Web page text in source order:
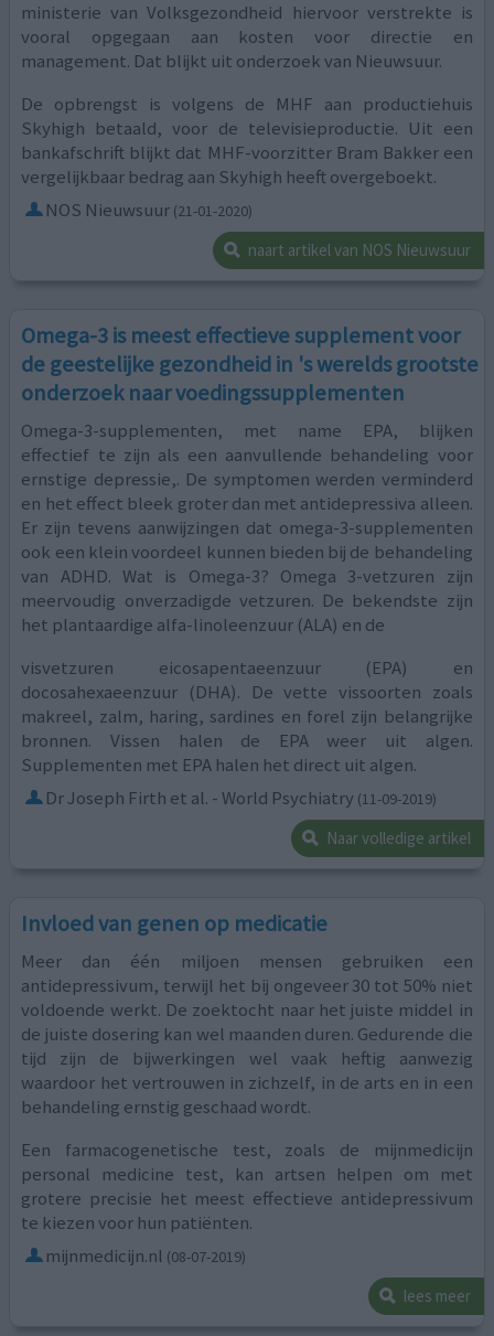
ministerie van Volksgezondheid hiervoor verstrekte is
vooral opgegaan aan kosten voor directie en
management. Dat blijkt uit onderzoek van Nieuwsuur.
De opbrengst is volgens de MHF aan productiehuis
Skyhigh betaald, voor de televisieproductie. Uit een
bankafschrift blijkt dat MHF-voorzitter Bram Bakker een
vergelijkbaar bedrag aan Skyhigh heeft overgeboekt.
NOS Nieuwsuur (21-01-2020)
naart artikel van NOS Nieuwsuur
Omega-3 is meest effectieve supplement voor
de geestelijke gezondheid in 's werelds grootste
onderzoek naar voedingssupplementen
Omega-3-supplementen, met name EPA, blijken
effectief te zijn als een aanvullende behandeling voor
ernstige depressie,. De symptomen werden verminderd
en het effect bleek groter dan met antidepressiva alleen.
Er zijn tevens aanwijzingen dat omega-3-supplementen
ook een klein voordeel kunnen bieden bij de behandeling
van ADHD. Wat is Omega-3? Omega 3-vetzuren zijn
meervoudig onverzadigde vetzuren. De bekendste zijn
het plantaardige alfa-linoleenzuur (ALA) en de
visvetzuren eicosapentaeenzuur (EPA) en
docosahexaeenzuur (DHA). De vette vissoorten zoals
makreel, zalm, haring, sardines en forel zijn belangrijke
bronnen. Vissen halen de EPA weer uit algen.
Supplementen met EPA halen het direct uit algen.
Dr Joseph Firth et al. - World Psychiatry (11-09-2019)
Naar volledige artikel
Invloed van genen op medicatie
Meer dan één miljoen mensen gebruiken een
antidepressivum, terwijl het bij ongeveer 30 tot 50% niet
voldoende werkt. De zoektocht naar het juiste middel in
de juiste dosering kan wel maanden duren. Gedurende die
tijd zijn de bijwerkingen wel vaak heftig aanwezig
waardoor het vertrouwen in zichzelf, in de arts en in een
behandeling ernstig geschaad wordt.
Een farmacogenetische test, zoals de mijnmedicijn
personal medicine test, kan artsen helpen om met
grotere precisie het meest effectieve antidepressivum
te kiezen voor hun patiënten.
mijnmedicijn.nl (08-07-2019)
lees meer